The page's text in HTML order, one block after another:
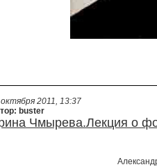
2011, 13:37
buster
Чмырева.Лекция о